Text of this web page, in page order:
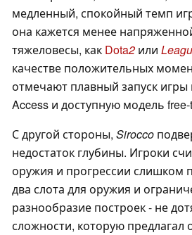
медленный, спокойный темп
она кажется менее
тяжеловесы, как Dota2 или
качестве положительных
отмечают плавный запуск
Access и доступную модель free-
С другой стороны, Sirocco
недостаток глубины. Игроки
оружия и прогрессии слишком
два слота для оружия и
разнообразие построек - не
сложности, которую